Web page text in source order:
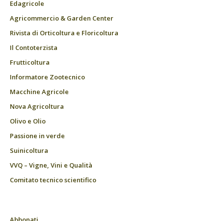
Edagricole
Agricommercio & Garden Center
Rivista di Orticoltura e Floricoltura
Il Contoterzista
Frutticoltura
Informatore Zootecnico
Macchine Agricole
Nova Agricoltura
Olivo e Olio
Passione in verde
Suinicoltura
VVQ – Vigne, Vini e Qualità
Comitato tecnico scientifico